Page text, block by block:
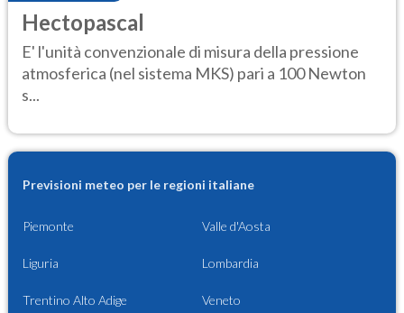
Hectopascal
E' l'unità convenzionale di misura della pressione
atmosferica (nel sistema MKS) pari a 100 Newton
s...
Previsioni meteo per le regioni italiane
Piemonte Valle d'Aosta
Liguria Lombardia
Trentino Alto Adige Veneto